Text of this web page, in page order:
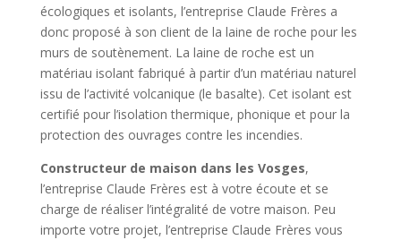
écologiques et isolants, l’entreprise Claude Frères a
donc proposé à son client de la laine de roche pour les
murs de soutènement. La laine de roche est un
matériau isolant fabriqué à partir d’un matériau naturel
issu de l’activité volcanique (le basalte). Cet isolant est
certifié pour l’isolation thermique, phonique et pour la
protection des ouvrages contre les incendies.
Constructeur de maison dans les Vosges,
l’entreprise Claude Frères est à votre écoute et se
charge de réaliser l’intégralité de votre maison. Peu
importe votre projet, l’entreprise Claude Frères vous